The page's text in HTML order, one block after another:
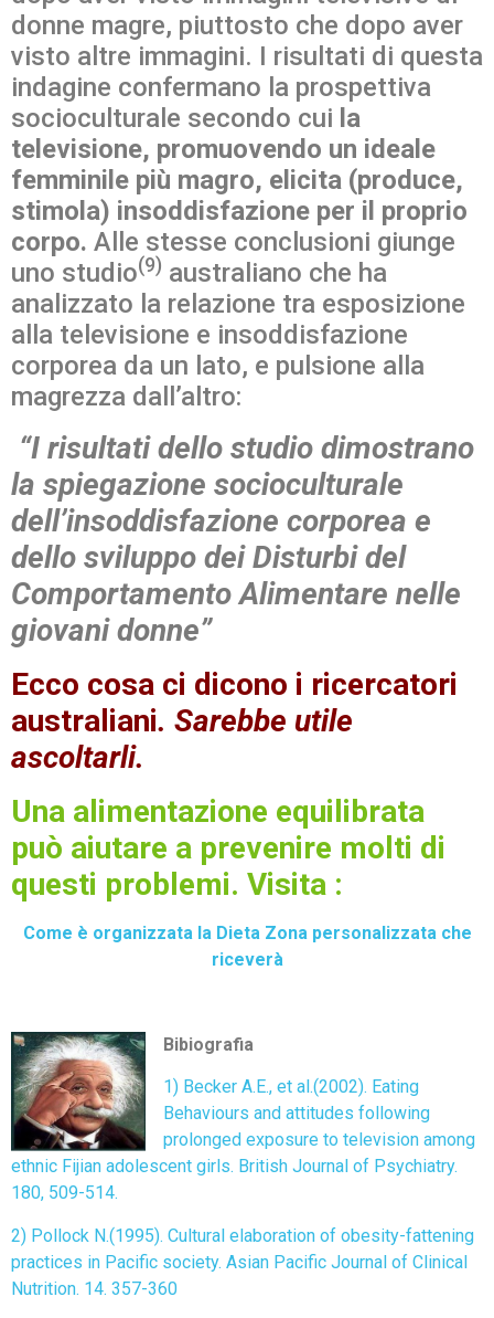
donne magre, piuttosto che dopo aver
visto altre immagini. I risultati di questa
indagine confermano la prospettiva
socioculturale secondo cui la
televisione, promuovendo un ideale
femminile più magro, elicita (produce,
stimola) insoddisfazione per il proprio
corpo. Alle stesse conclusioni giunge
uno studio(9) australiano che ha
analizzato la relazione tra esposizione
alla televisione e insoddisfazione
corporea da un lato, e pulsione alla
magrezza dall’altro:
“I risultati dello studio dimostrano
la spiegazione socioculturale
dell’insoddisfazione corporea e
dello sviluppo dei Disturbi del
Comportamento Alimentare nelle
giovani donne”
Ecco cosa ci dicono i ricercatori
australiani. Sarebbe utile
ascoltarli.
Una alimentazione equilibrata
può aiutare a prevenire molti di
questi problemi. Visita :
Come è organizzata la Dieta Zona personalizzata che
riceverà
Bibiografia
1) Becker A.E., et al.(2002). Eating
Behaviours and attitudes following
prolonged exposure to television among
ethnic Fijian adolescent girls. British Journal of Psychiatry.
180, 509-514.
2) Pollock N.(1995). Cultural elaboration of obesity-fattening
practices in Pacific society. Asian Pacific Journal of Clinical
Nutrition. 14. 357-360